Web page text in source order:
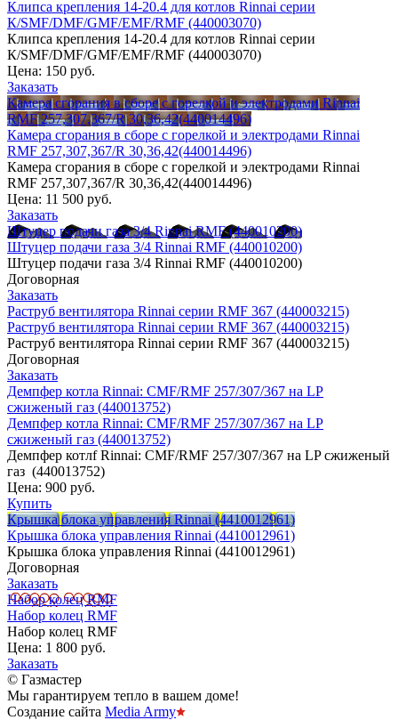
Клипса крепления 14-20.4 для котлов Rinnai серии
К/SMF/DMF/GMF/EMF/RMF (440003070)
Клипса крепления 14-20.4 для котлов Rinnai серии
К/SMF/DMF/GMF/EMF/RMF (440003070)
Цена: 150 руб.
Заказать
Камера сгорания в сборе с горелкой и электродами Rinnai
RMF 257,307,367/R 30,36,42(440014496)
Камера сгорания в сборе с горелкой и электродами Rinnai
RMF 257,307,367/R 30,36,42(440014496)
Камера сгорания в сборе с горелкой и электродами Rinnai
RMF 257,307,367/R 30,36,42(440014496)
Цена: 11 500 руб.
Заказать
Штуцер подачи газа 3/4 Rinnai RMF (440010200)
Штуцер подачи газа 3/4 Rinnai RMF (440010200)
Штуцер подачи газа 3/4 Rinnai RMF (440010200)
Договорная
Заказать
Раструб вентилятора Rinnai серии RMF 367 (440003215)
Раструб вентилятора Rinnai серии RMF 367 (440003215)
Раструб вентилятора Rinnai серии RMF 367 (440003215)
Договорная
Заказать
Демпфер котла Rinnai: CMF/RMF 257/307/367 на LP
сжиженый газ (440013752)
Демпфер котла Rinnai: CMF/RMF 257/307/367 на LP
сжиженый газ (440013752)
Демпфер котлf Rinnai: CMF/RMF 257/307/367 на LP сжиженый
газ (440013752)
Цена: 900 руб.
Купить
Крышка блока управления Rinnai (4410012961)
Крышка блока управления Rinnai (4410012961)
Крышка блока управления Rinnai (4410012961)
Договорная
Заказать
Набор колец RMF
Набор колец RMF
Набор колец RMF
Цена: 1 800 руб.
Заказать
© Газмастер
Мы гарантируем тепло в вашем доме!
Создание сайта Media Army